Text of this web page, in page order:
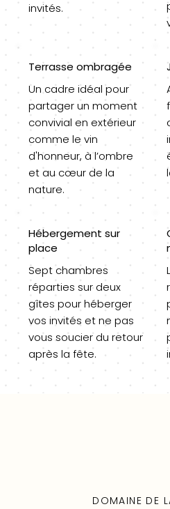
invités.
Terrasse ombragée
Un cadre idéal pour
partager un moment
convivial en extérieur
comme le vin
d'honneur, à l’ombre
et au cœur de la
nature.
Hébergement sur
place
Sept chambres
réparties sur deux
gîtes pour héberger
vos invités et ne pas
vous soucier du retour
après la fête.
DOMAINE DE